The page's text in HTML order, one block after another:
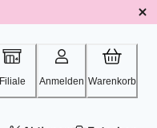
Filiale Anmelden Warenkorb